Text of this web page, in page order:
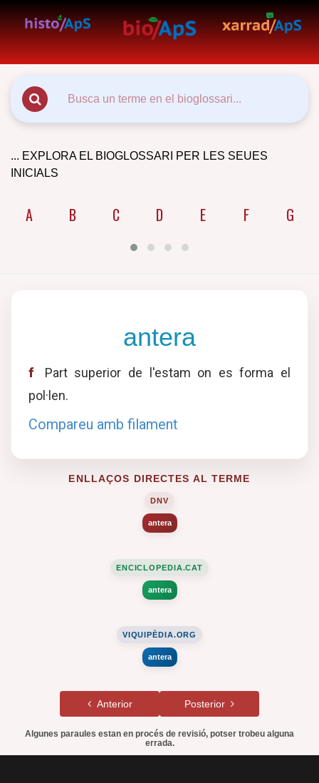
... EXPLORA EL BIOGLOSSARI PER LES SEUES
INICIALS
A B C D E F G
antera
f
Part superior de l'estam on es forma el
pol·len.
Compareu amb filament
ENLLAÇOS DIRECTES AL TERME
DNV
antera
ENCICLOPEDIA.CAT
antera
VIQUIPÈDIA.ORG
antera
Anterior Posterior
Algunes paraules estan en procés de revisió, potser trobeu alguna
errada.